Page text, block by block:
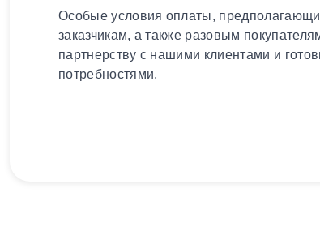
Особые условия оплаты,
заказчикам, а также разовым
партнерству с нашими клиентами и
потребностями.